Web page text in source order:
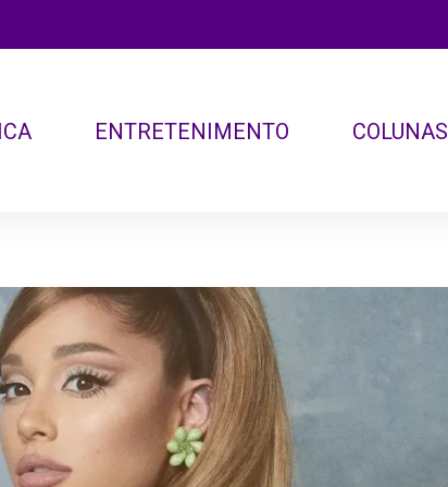
ENTRETENIMENTO COLUNAS